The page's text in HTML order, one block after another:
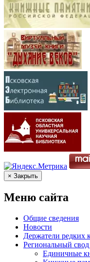
× Закрыть
Меню сайта
Общие сведения
Новости
Держатели редких
Региональный
Единичные